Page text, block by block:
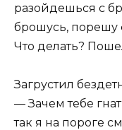
разойдешься с
брошусь, порешу
Что делать?
Загрустил
— Зачем тебе
так я на пороге